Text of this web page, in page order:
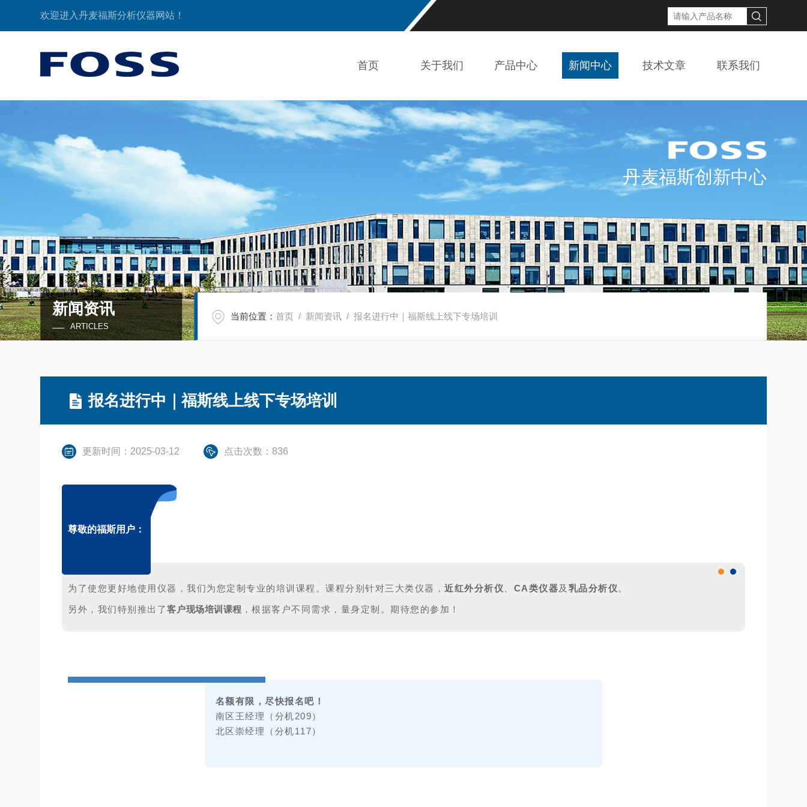
欢迎进入丹麦福斯分析仪器网站！
首页 关于我们 产品中心 新闻中心 技术文章 联系我们
丹麦福斯创新中心
新闻资讯
ARTICLES
当前位置：首页 / 新闻资讯 / 报名进行中｜福斯线上线下专场培训
报名进行中｜福斯线上线下专场培训
更新时间：2025-03-12 点击次数：836
尊敬的福斯用户：
为了使您更好地使用仪器，我们为您定制专业的培训课程。课程分别针对三大类仪器，近红外分析仪 CA类仪器及 乳品分析仪 。
另外，我们特别推出了客户现场培训课程 ，根据客户不同需求，量身定制。期待您的参加！
名额有限，尽快报名吧！
南区王经理（分机209）
北区崇经理（分机117）